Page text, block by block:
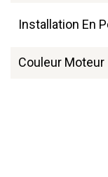
Installation En
Couleur Moteur